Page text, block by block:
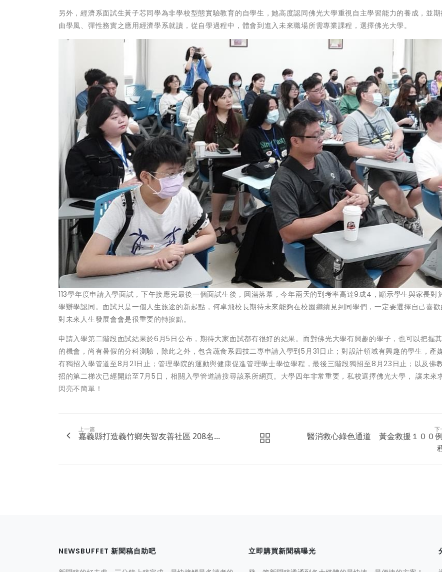
另外，經濟系面試生黃子芯同學為非學校型態實驗教育的自學生，她高度認同佛光大學重視自主學習能力的養成，並期
由學風、彈性務實之應用經濟學系就讀，從自學過程中，體會到進入未來職場所需專業課程，選擇佛光大學。
113學年度申請入學面試，下午接應完最後一個面試生後，圓滿落幕，今年兩天的到考率高達9成4，顯示學生與家長對
學辦學認同。面試只是一個人生旅途的新起點，何卓飛校長期待未來能夠在校園繼續見到同學們，一定要選擇自己喜歡
對未來人生發展會會是很重要的轉捩點。
申請入學第二階段面試結果於6月5日公布，期待大家面試都有很好的結果。而對佛光大學有興趣的學子，也可以把握
的機會，尚有暑假的分科測驗，除此之外，包含蔬食系四技二專申請入學到5月31日止；對設計領域有興趣的學生，產
有獨招入學管道至8月21日止；管理學院的運動與健康促進管理學士學位學程，最後三階段獨招至8月23日止；以及佛
招的第二梯次已經開始至7月5日，相關入學管道請搜尋該系所網頁。大學四年非常重要，私校選擇佛光大學， 讓未來
閃亮不簡單！
上一篇
嘉義縣打造義竹鄉失智友善社區 208名...
下
醫消救心綠色通道 黃金救援１００
NEWSBUFFET 新聞稿自助吧 立即購買新聞稿曝光